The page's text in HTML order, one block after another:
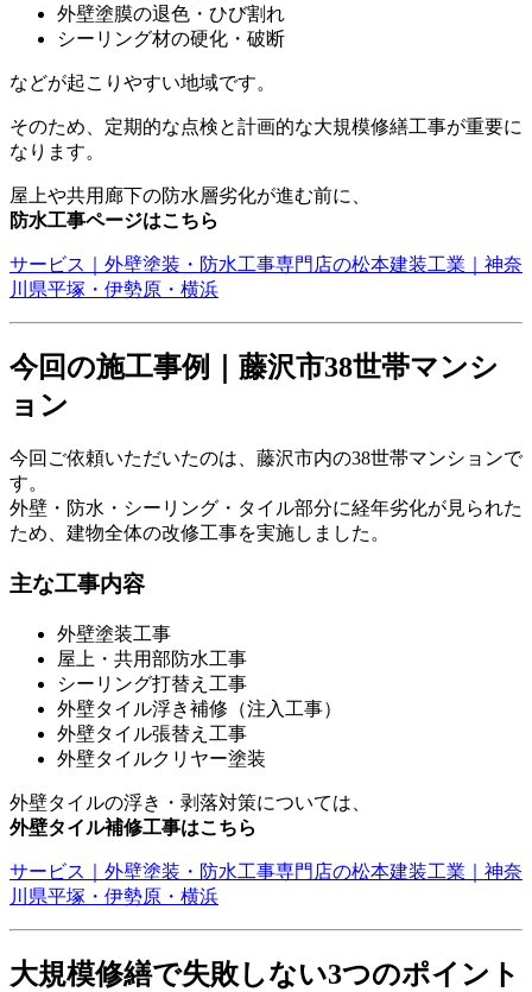
外壁塗膜の退色・ひび割れ
シーリング材の硬化・破断
などが起こりやすい地域です。
そのため、定期的な点検と計画的な大規模修繕工事が重要に
なります。
屋上や共用廊下の防水層劣化が進む前に、
防水工事ページはこちら
サービス｜外壁塗装・防水工事専門店の松本建装工業｜神奈
川県平塚・伊勢原・横浜
今回の施工事例｜藤沢市38世帯マンシ
ョン
今回ご依頼いただいたのは、藤沢市内の38世帯マンションで
す。
外壁・防水・シーリング・タイル部分に経年劣化が見られた
ため、建物全体の改修工事を実施しました。
主な工事内容
外壁塗装工事
屋上・共用部防水工事
シーリング打替え工事
外壁タイル浮き補修（注入工事）
外壁タイル張替え工事
外壁タイルクリヤー塗装
外壁タイルの浮き・剥落対策については、
外壁タイル補修工事はこちら
サービス｜外壁塗装・防水工事専門店の松本建装工業｜神奈
川県平塚・伊勢原・横浜
大規模修繕で失敗しない3つのポイント